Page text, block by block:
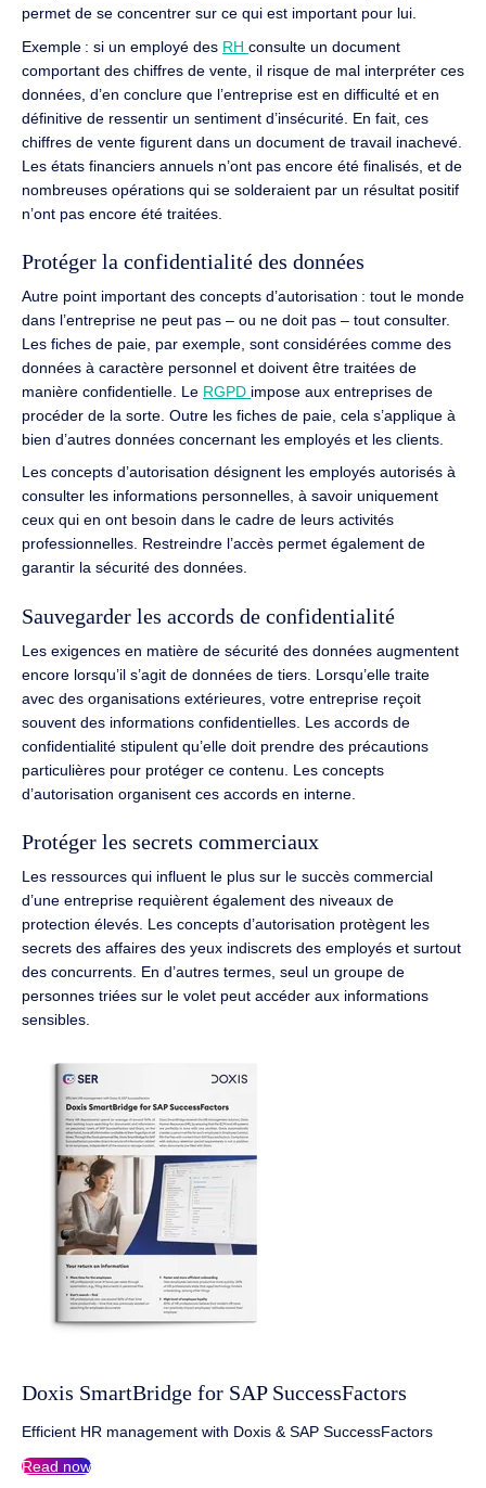
permet de se concentrer sur ce qui est important pour lui.
Exemple : si un employé des RH consulte un document
comportant des chiffres de vente, il risque de mal interpréter ces
données, d’en conclure que l’entreprise est en difficulté et en
définitive de ressentir un sentiment d’insécurité. En fait, ces
chiffres de vente figurent dans un document de travail inachevé.
Les états financiers annuels n’ont pas encore été finalisés, et de
nombreuses opérations qui se solderaient par un résultat positif
n’ont pas encore été traitées.
Protéger la confidentialité des données
Autre point important des concepts d’autorisation : tout le monde
dans l’entreprise ne peut pas – ou ne doit pas – tout consulter.
Les fiches de paie, par exemple, sont considérées comme des
données à caractère personnel et doivent être traitées de
manière confidentielle. Le RGPD impose aux entreprises de
procéder de la sorte. Outre les fiches de paie, cela s’applique à
bien d’autres données concernant les employés et les clients.
Les concepts d’autorisation désignent les employés autorisés à
consulter les informations personnelles, à savoir uniquement
ceux qui en ont besoin dans le cadre de leurs activités
professionnelles. Restreindre l’accès permet également de
garantir la sécurité des données.
Sauvegarder les accords de confidentialité
Les exigences en matière de sécurité des données augmentent
encore lorsqu’il s’agit de données de tiers. Lorsqu’elle traite
avec des organisations extérieures, votre entreprise reçoit
souvent des informations confidentielles. Les accords de
confidentialité stipulent qu’elle doit prendre des précautions
particulières pour protéger ce contenu.
Les concepts
d’autorisation organisent ces accords en interne.
Protéger les secrets commerciaux
Les ressources qui influent le plus sur le succès commercial
d’une entreprise requièrent également des niveaux de
protection élevés. Les concepts d’autorisation protègent les
secrets des affaires des yeux indiscrets des employés et surtout
des concurrents. En d’autres termes, seul un groupe de
personnes triées sur le volet peut accéder aux informations
sensibles.
Doxis SmartBridge for SAP SuccessFactors
Efficient HR management with Doxis & SAP SuccessFactors
Read now